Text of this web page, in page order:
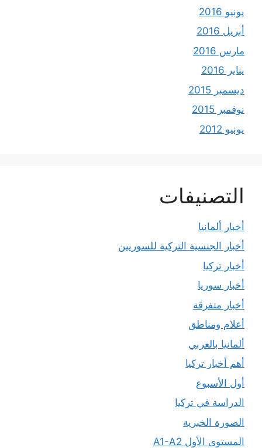
يونيو 2016
أبريل 2016
مارس 2016
يناير 2016
ديسمبر 2015
نوفمبر 2015
يونيو 2012
التصنيفات
أخبار ألمانيا
أخبار الجنسية التركية للسوريين
أخبار تركيا
أخبار سوريا
أخبار متفرقة
أعلام ومناطق
ألمانيا بالعربي
أهم أخبار تركيا
أول الأسبوع
الدراسة في تركيا
الصورة الخبرية
المستوى الأول A1-A2